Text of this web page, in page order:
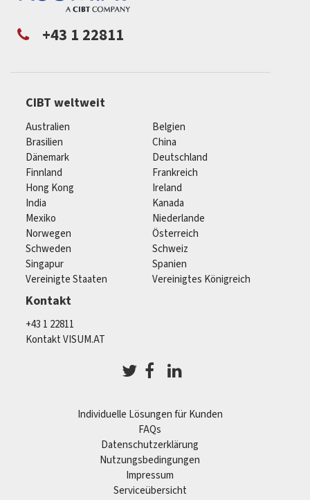
+43 1 22811
CIBT weltweit
Australien
Belgien
Brasilien
China
Dänemark
Deutschland
Finnland
Frankreich
Hong Kong
Ireland
India
Kanada
Mexiko
Niederlande
Norwegen
Österreich
Schweden
Schweiz
Singapur
Spanien
Vereinigte Staaten
Vereinigtes Königreich
Kontakt
+43 1 22811
Kontakt VISUM.AT
Individuelle Lösungen für Kunden
FAQs
Datenschutzerklärung
Nutzungsbedingungen
Impressum
Serviceübersicht